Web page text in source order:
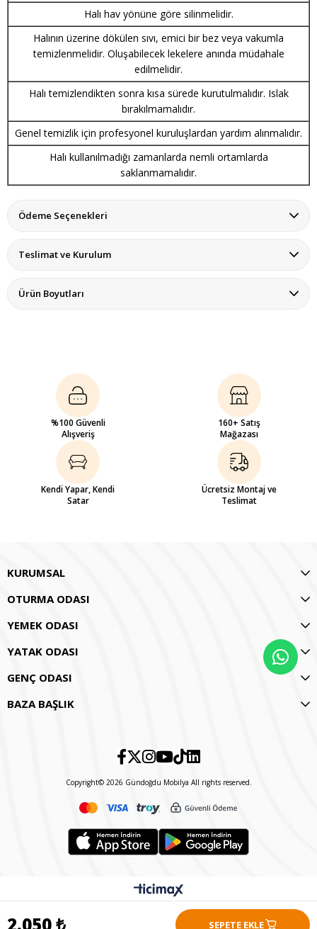
Halı hav yönüne göre silinmelidir.
Halının üzerine dökülen sıvı, emici bir bez veya vakumla
temizlenmelidir. Oluşabilecek lekelere anında müdahale
edilmelidir.
Halı temizlendikten sonra kısa sürede kurutulmalıdır. Islak
bırakılmamalıdır.
Genel temizlik için profesyonel kuruluşlardan yardım alınmalıdır.
Halı kullanılmadığı zamanlarda nemli ortamlarda
saklanmamalıdır.
Ödeme Seçenekleri
Teslimat ve Kurulum
Ürün Boyutları
%100 Güvenli
Alışveriş
160+ Satış
Mağazası
Kendi Yapar, Kendi
Satar
Ücretsiz Montaj ve
Teslimat
KURUMSAL
OTURMA ODASI
YEMEK ODASI
YATAK ODASI
GENÇ ODASI
BAZA BAŞLIK
Copyright© 2026 Gündoğdu Mobilya All rights reserved.